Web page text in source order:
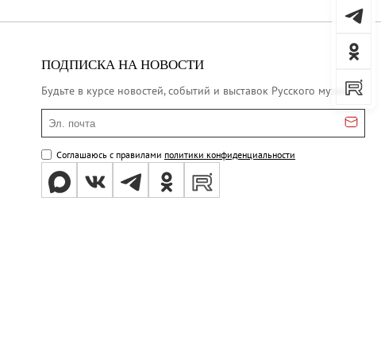
ПОДПИСКА НА НОВОСТИ
Будьте в курсе новостей, событий и выставок Русского музея
Эл. почта
Соглашаюсь с правилами политики конфиденциальности